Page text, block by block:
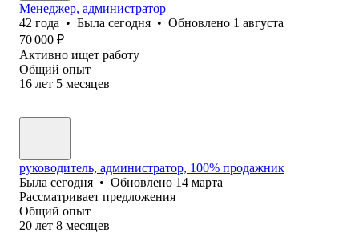
Менеджер, администратор
42 года • Была сегодня • Обновлено 1 августа
70 000 ₽
Активно ищет работу
Общий опыт
16 лет 5 месяцев
руководитель, администратор, 100% продажник
Была сегодня • Обновлено 14 марта
Рассматривает предложения
Общий опыт
20 лет 8 месяцев